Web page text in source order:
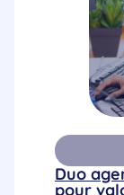
Duo
pour